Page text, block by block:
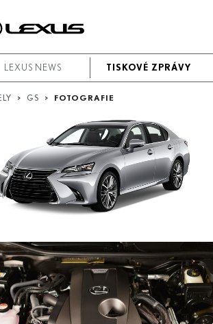
LEXUS NEWS TISKOVÉ ZPRÁVY
LEXUS NEWS TISKOVÉ ZPRÁVY
> GS > FOTOGRAFIE